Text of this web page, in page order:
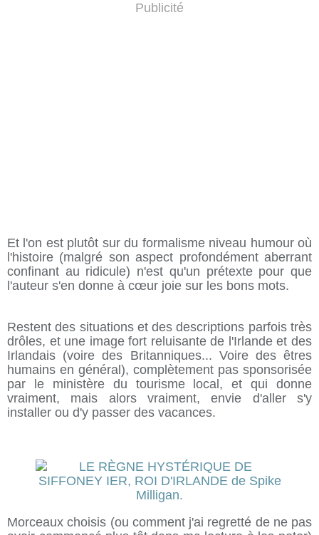
Publicité
Et l'on est plutôt sur du formalisme niveau humour où
l'histoire (malgré son aspect profondément aberrant
confinant au ridicule) n'est qu'un prétexte pour que
l'auteur s'en donne à cœur joie sur les bons mots.
Restent des situations et des descriptions parfois très
drôles, et une image fort reluisante de l'Irlande et des
Irlandais (voire des Britanniques... Voire des êtres
humains en général), complètement pas sponsorisée
par le ministère du tourisme local, et qui donne
vraiment, mais alors vraiment, envie d'aller s'y
installer ou d'y passer des vacances.
Morceaux choisis (ou comment j'ai regretté de ne pas